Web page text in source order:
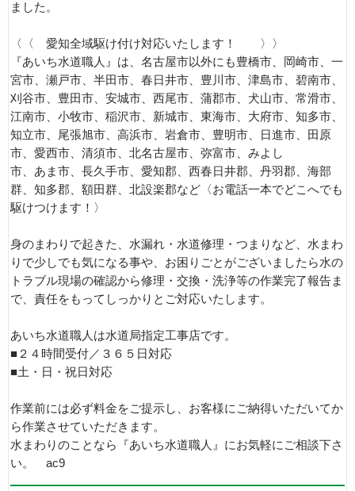
ました。
〈〈 愛知全域駆け付け対応いたします！ 〉〉
『あいち水道職人』は、名古屋市以外にも豊橋市、岡崎市、一
宮市、瀬戸市、半田市、春日井市、豊川市、津島市、碧南市、
刈谷市、豊田市、安城市、西尾市、蒲郡市、犬山市、常滑市、
江南市、小牧市、稲沢市、新城市、東海市、大府市、知多市、
知立市、尾張旭市、高浜市、岩倉市、豊明市、日進市、田原
市、愛西市、清須市、北名古屋市、弥富市、みよし
市、あま市、長久手市、愛知郡、西春日井郡、丹羽郡、海部
群、知多郡、額田群、北設楽郡など〈お電話一本でどこへでも
駆けつけます！〉
身のまわりで起きた、水漏れ・水道修理・つまりなど、水まわ
りで少しでも気になる事や、お困りごとがございましたら水の
トラブル現場の確認から修理・交換・洗浄等の作業完了報告ま
で、責任をもってしっかりとご対応いたします。
あいち水道職人は水道局指定工事店です。
■２４時間受付／３６５日対応
■土・日・祝日対応
作業前には必ず料金をご提示し、お客様にご納得いただいてか
ら作業させていただきます。
水まわりのことなら『あいち水道職人』にお気軽にご相談下さ
い。 ac9